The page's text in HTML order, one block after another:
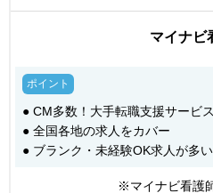
マイナビ
● CM多数！大手転職支援サービス
● 全国各地の求人をカバー
● ブランク・未経験OK求人が多い
※マイナビ看護